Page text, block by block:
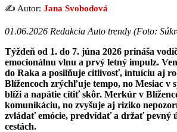
✍️ Autor: Jana Svobodová
01.06.2026 Redakcia Auto trendy (Foto:
Týždeň od 1. do 7. júna 2026 prináša
emocionálnu vlnu a prvý letný impulz.
do Raka a posilňuje citlivosť, intuíciu aj
Blížencoch zrýchľuje tempo, no Mesiac v
blíži a napätie cítiť skôr. Merkúr v
komunikáciu, no zvyšuje aj riziko
zvládať emócie, predvídať a držať pevný
cestách.